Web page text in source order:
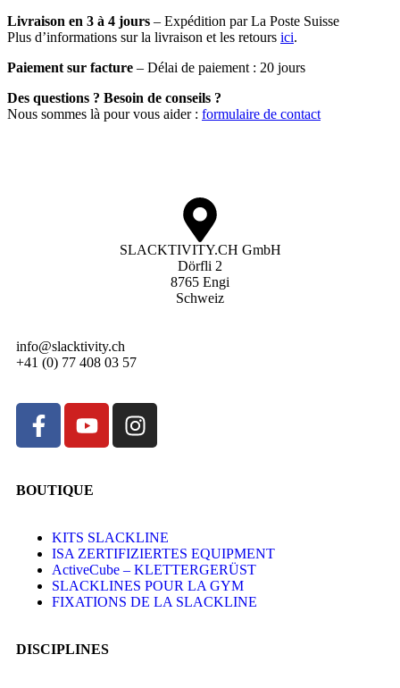
Livraison en 3 à 4 jours – Expédition par La Poste Suisse
Plus d’informations sur la livraison et les retours ici.
Paiement sur facture – Délai de paiement : 20 jours
Des questions ? Besoin de conseils ?
Nous sommes là pour vous aider : formulaire de contact
SLACKTIVITY.CH GmbH
Dörfli 2
8765 Engi
Schweiz
info@slacktivity.ch
+41 (0) 77 408 03 57
BOUTIQUE
KITS SLACKLINE
ISA ZERTIFIZIERTES EQUIPMENT
ActiveCube – KLETTERGERÜST
SLACKLINES POUR LA GYM
FIXATIONS DE LA SLACKLINE
DISCIPLINES